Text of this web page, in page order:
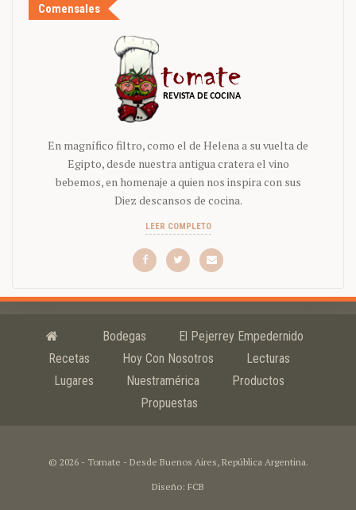
Comensales
En magnífico filtro, como el de Helena a su vuelta de
Egipto, desde nuestra antigua cratera el vino
bebemos, en homenaje a quien nos inspira con sus
Diez descansos de cocina.
LEER COMPLETO
Bodegas
El Pejerrey Empedernido
Recetas
Hoy Con Nosotros
Lecturas
Lugares
Nuestramérica
Productos
Propuestas
© 2026 - Tomate - Desde Buenos Aires, República Argentina.
Diseño: FCB